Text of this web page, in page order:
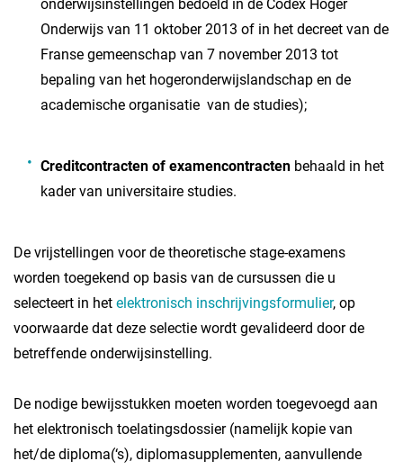
onderwijsinstellingen bedoeld in de Codex Hoger
Onderwijs van 11 oktober 2013 of in het decreet van de
Franse gemeenschap van 7 november 2013 tot
bepaling van het hogeronderwijslandschap en de
academische organisatie van de studies);
Creditcontracten of examencontracten behaald in het
kader van universitaire studies.
De vrijstellingen voor de theoretische stage-examens
worden toegekend op basis van de cursussen die u
selecteert in het elektronisch inschrijvingsformulier, op
voorwaarde dat deze selectie wordt gevalideerd door de
betreffende onderwijsinstelling.
De nodige bewijsstukken moeten worden toegevoegd aan
het elektronisch toelatingsdossier (namelijk kopie van
het/de diploma(‘s), diplomasupplementen, aanvullende